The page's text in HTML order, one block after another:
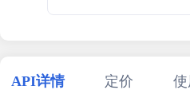
API详情 定价